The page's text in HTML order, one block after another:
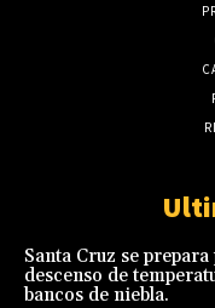
Santa Cruz se
descenso de
bancos de niebla.